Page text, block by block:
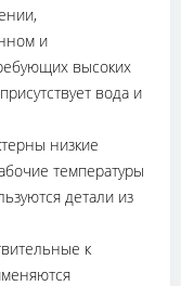
и
высоких
вода и
низкие
температуры
детали из
к